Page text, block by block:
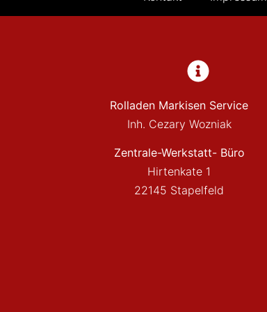
Rolladen Markisen Service
Inh. Cezary Wozniak
Zentrale-Werkstatt- Büro
Hirtenkate 1
22145 Stapelfeld